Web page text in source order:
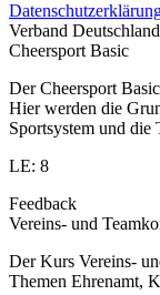
Verband
Cheersport Basic
Der Cheersport
Hier werden die
Sportsystem und die
LE: 8
Feedback
Vereins- und
Der Kurs Vereins-
Themen Ehrenamt,